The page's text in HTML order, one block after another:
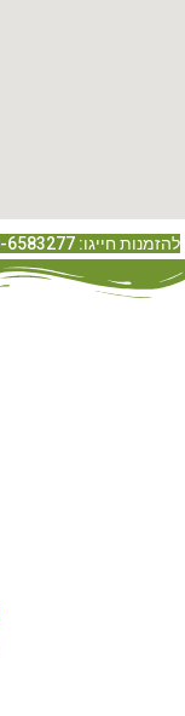
להזמנות חייגו: 050-6583277